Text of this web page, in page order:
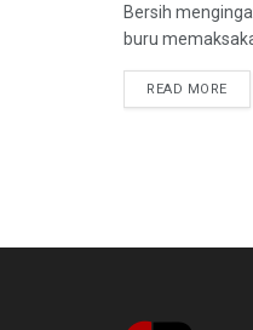
Bersih
buru
READ MORE